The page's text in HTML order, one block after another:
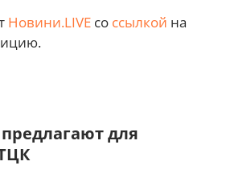
Новини.LIVE со ссылкой на
для